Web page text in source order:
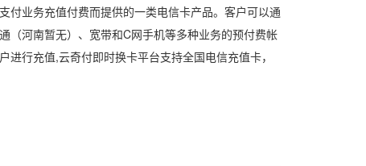
付业务充值付费而提供的一类电信卡产品。客户可以通
（河南暂无）、宽带和C网手机等多种业务的预付费帐
行充值,云奇付即时换卡平台支持全国电信充值卡，